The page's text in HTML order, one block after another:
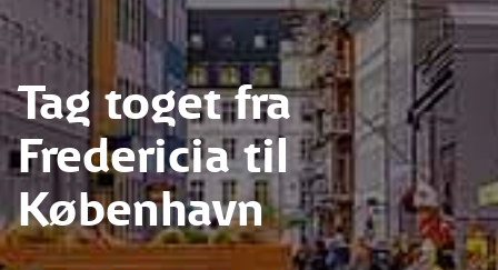
Tag toget fra
Fredericia til
København